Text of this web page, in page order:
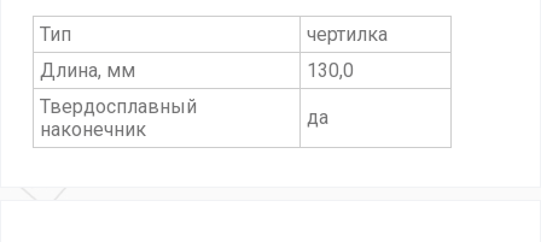
Тип
чертилка
Длина, мм
130,0
Твердосплавный
наконечник
да